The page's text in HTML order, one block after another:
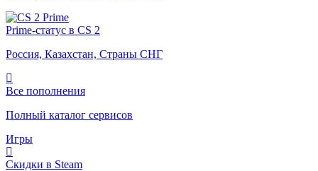
Prime-статус в CS 2
Россия, Казахстан, Страны СНГ
Все пополнения
Полный каталог сервисов
Игры
Скидки в Steam